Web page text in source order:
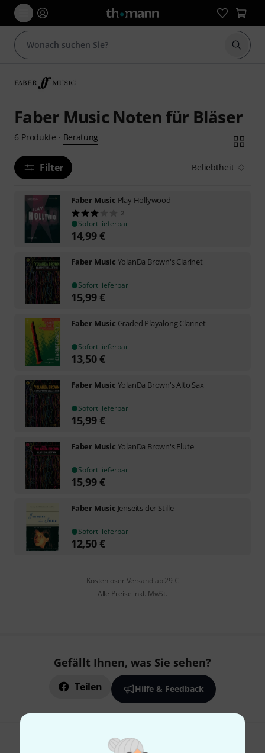
Suche
Faber Music Noten für Bläser
6 Produkte · Beratung
Filter Beliebtheit
Faber Music Play Hollywood
2
Sofort lieferbar
14,99€
Faber Music YolanDa Brown's Clarinet
Sofort lieferbar
15,99€
Faber Music Graded Playalong Clarinet
Sofort lieferbar
13,50€
Faber Music YolanDa Brown's Alto Sax
Sofort lieferbar
15,99€
Faber Music YolanDa Brown's Flute
Sofort lieferbar
15,99€
Faber Music Jenseits der Stille
Sofort lieferbar
12,50€
Kostenloser Versand ab 29 €
Alle Preise inkl. MwSt.
Gefällt Ihnen, was Sie sehen?
Teilen Hilfe & Feedback